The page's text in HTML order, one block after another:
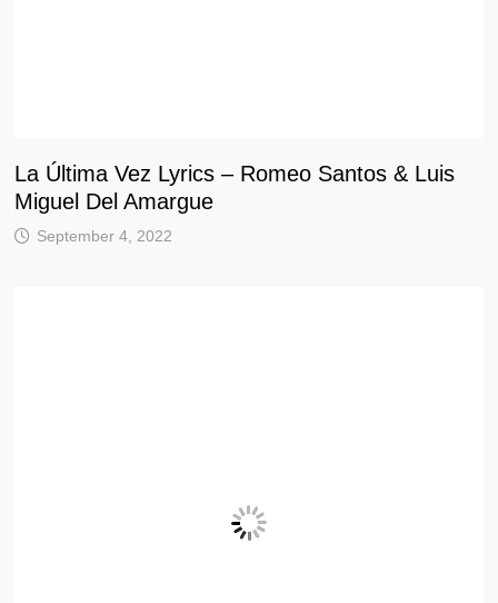
La Última Vez Lyrics – Romeo Santos & Luis
Miguel Del Amargue
September 4, 2022